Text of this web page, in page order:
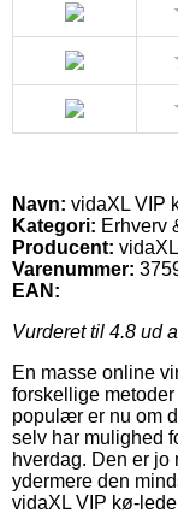
Navn: vidaXL VIP
Kategori: Erhverv
Producent: vidaXL
Varenummer:
EAN:
Vurderet til 4.8 ud
En masse online
forskellige
populær er nu om
selv har mulighed
hverdag. Den er jo
ydermere den
vidaXL VIP kø-